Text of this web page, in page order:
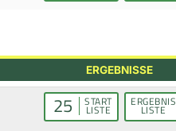
ERGEBNISSE
25 START
LISTE
ERGEBNIS
LISTE